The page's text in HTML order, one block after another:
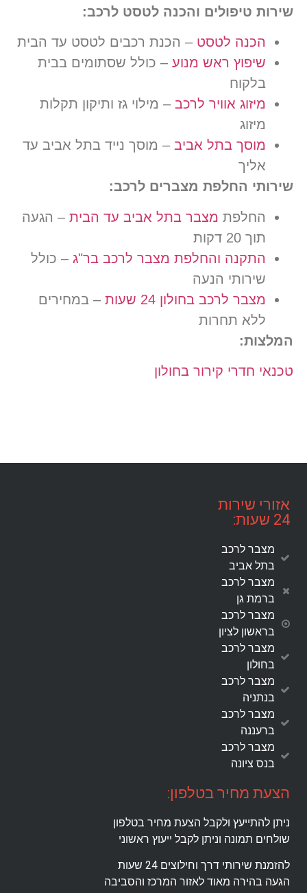
שירות טיפולים והכנה לטסט לרכב:
הכנה לטסט – הכנת רכבים לטסט עד הבית
שיפוץ ראש מנוע – כולל שסתומים בבית
בלקוח
מיזוג אוויר לרכב – מילוי גז ותיקון תקלות
מיזוג
מוסך בתל אביב – מוסך נייד בתל אביב עד
אליך
שירותי החלפת מצברים לרכב:
החלפת מצבר בתל אביב עד הבית – הגעה
תוך 20 דקות
התקנה והחלפת מצבר לרכב בר"ג – כולל
שירותי הנעה
מצבר לרכב בחולון 24 שעות
– במחירים
ללא תחרות
המלצות:
טכנאי חדרי קירור בחולון
אזורי שירות
24 שעות:
מצבר לרכב
בתל אביב
מצבר לרכב
ברמת גן
מצבר לרכב
בראשון לציון
מצבר לרכב
בחולון
מצבר לרכב
בנתניה
מצבר לרכב
ברעננה
מצבר לרכב
בנס ציונה
הצעת מחיר בטלפון:
ניתן להתייעץ ולקבל הצעת מחיר בטלפון
שולחים תמונה וניתן לקבל ייעוץ ראשוני
להזמנת שירותי דרך וחילוצים 24 שעות
הגעה בהירה מאוד לאזור המרכז והסביבה